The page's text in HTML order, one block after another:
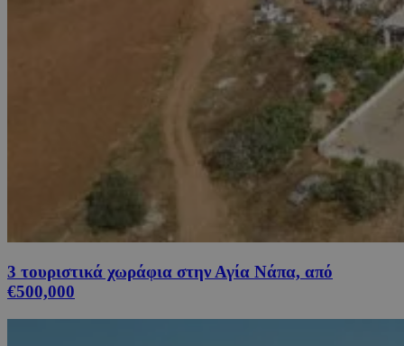
3 τουριστικά χωράφια στην Αγία Νάπα, από
€500,000